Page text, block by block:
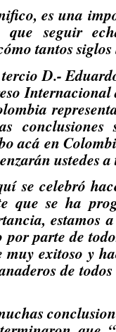
es una
seguir
tantos
D.-
Internacional
acá en
ustedes
se celebró
que se ha
estamos
parte de
exitoso y
de